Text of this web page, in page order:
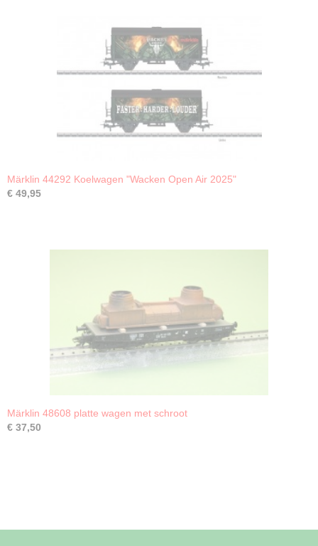
Märklin 44292 Koelwagen "Wacken Open Air 2025"
€ 49,95
Märklin 48608 platte wagen met schroot
€ 37,50